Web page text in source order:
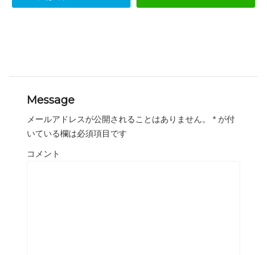
Message
メールアドレスが公開されることはありません。 * が付
いている欄は必須項目です
コメント